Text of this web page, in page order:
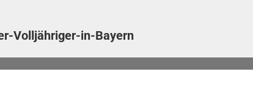
Volljähriger-in-Bayern